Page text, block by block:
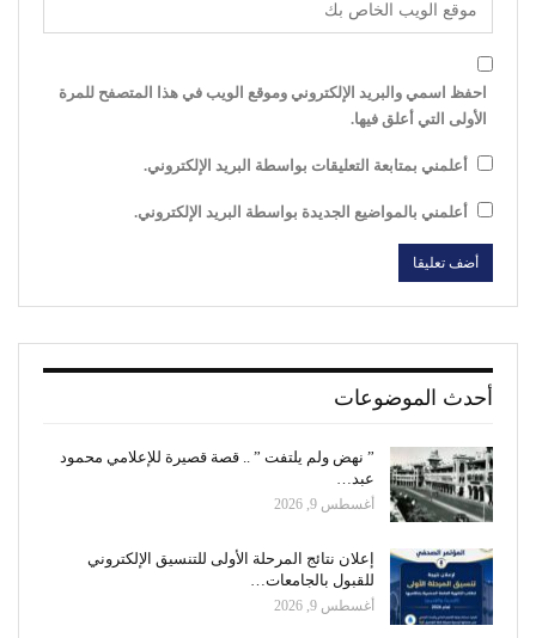
احفظ اسمي والبريد الإلكتروني وموقع الويب في هذا المتصفح للمرة
الأولى التي أعلق فيها.
أعلمني بمتابعة التعليقات بواسطة البريد الإلكتروني.
أعلمني بالمواضيع الجديدة بواسطة البريد الإلكتروني.
أحدث الموضوعات
” نهض ولم يلتفت ” .. قصة قصيرة للإعلامي محمود
عبد…
أغسطس 9, 2026
إعلان نتائج المرحلة الأولى للتنسيق الإلكتروني
للقبول بالجامعات…
أغسطس 9, 2026